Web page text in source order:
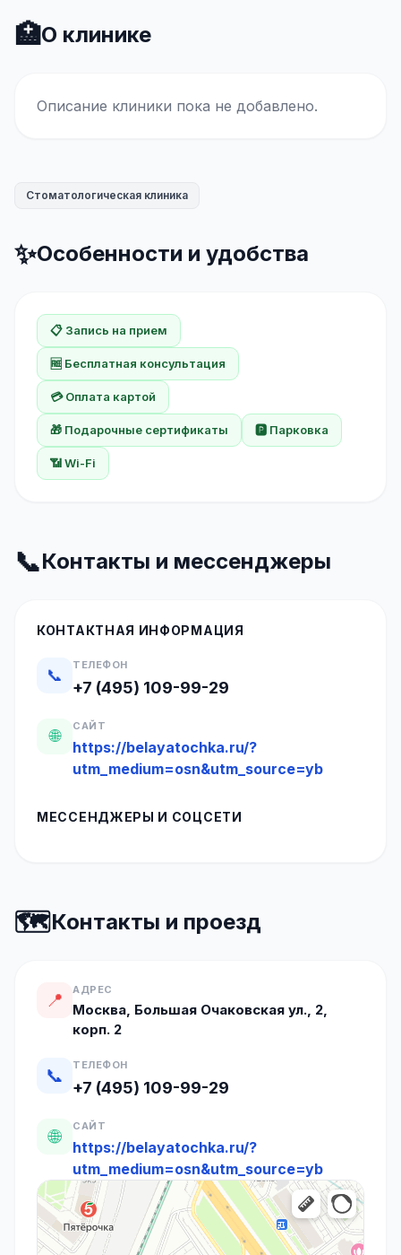
🏥О клинике
Описание клиники пока не добавлено.
Стоматологическая клиника
✨Особенности и удобства
📋 Запись на прием
🆓 Бесплатная консультация
💳 Оплата картой
🎁 Подарочные сертификаты 🅿️ Парковка
📶 Wi-Fi
📞Контакты и мессенджеры
КОНТАКТНАЯ ИНФОРМАЦИЯ
📞
ТЕЛЕФОН
+7 (495) 109-99-29
🌐
САЙТ
https://belayatochka.ru/?
utm_medium=osn&utm_source=yb
МЕССЕНДЖЕРЫ И СОЦСЕТИ
🗺️Контакты и проезд
📍 АДРЕС
Москва, Большая Очаковская ул., 2,
корп. 2
📞 ТЕЛЕФОН
+7 (495) 109-99-29
🌐 САЙТ
https://belayatochka.ru/?
utm_medium=osn&utm_source=yb